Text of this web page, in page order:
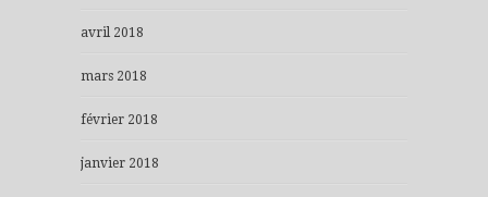
avril 2018
mars 2018
février 2018
janvier 2018